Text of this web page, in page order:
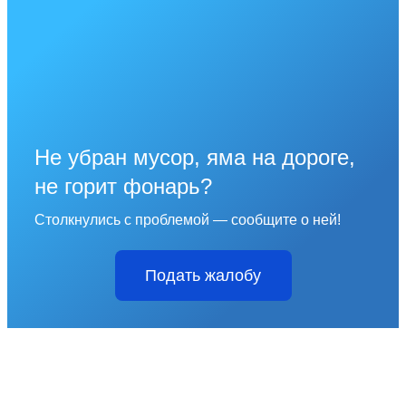
Не убран мусор, яма на дороге,
не горит фонарь?
Столкнулись с проблемой — сообщите о ней!
Подать жалобу